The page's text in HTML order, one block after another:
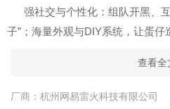
强社交与个性化：组队开黑、
子”；海量外观与DIY系统，让蛋仔
查看全
厂商： 杭州网易雷火科技有限公司